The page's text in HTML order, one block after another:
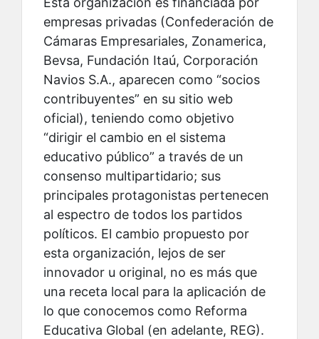
empresas privadas (Confederación de
Cámaras Empresariales, Zonamerica,
Bevsa, Fundación Itaú, Corporación
Navios S.A., aparecen como “socios
contribuyentes” en su sitio web
oficial), teniendo como objetivo
“dirigir el cambio en el sistema
educativo público” a través de un
consenso multipartidario; sus
principales protagonistas pertenecen
al espectro de todos los partidos
políticos. El cambio propuesto por
esta organización, lejos de ser
innovador u original, no es más que
una receta local para la aplicación de
lo que conocemos como Reforma
Educativa Global (en adelante, REG).